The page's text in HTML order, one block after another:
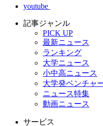
youtube
記事ジャンル
PICK UP
最新ニュース
ランキング
大学ニュース
小中高ニュース
大学発ベンチャ
ニュース特集
動画ニュース
サービス